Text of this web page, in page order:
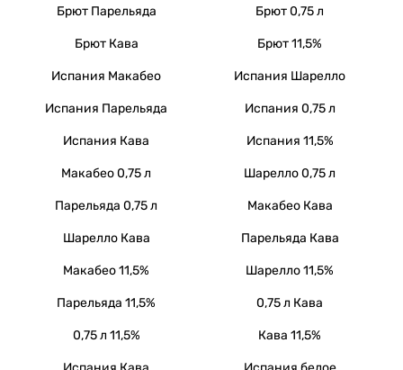
Брют Парельяда Брют 0,75 л
Брют Кава Брют 11,5%
Испания Макабео Испания Шарелло
Испания Парельяда Испания 0,75 л
Испания Кава Испания 11,5%
Макабео 0,75 л Шарелло 0,75 л
Парельяда 0,75 л Макабео Кава
Шарелло Кава Парельяда Кава
Макабео 11,5% Шарелло 11,5%
Парельяда 11,5% 0,75 л Кава
0,75 л 11,5% Кава 11,5%